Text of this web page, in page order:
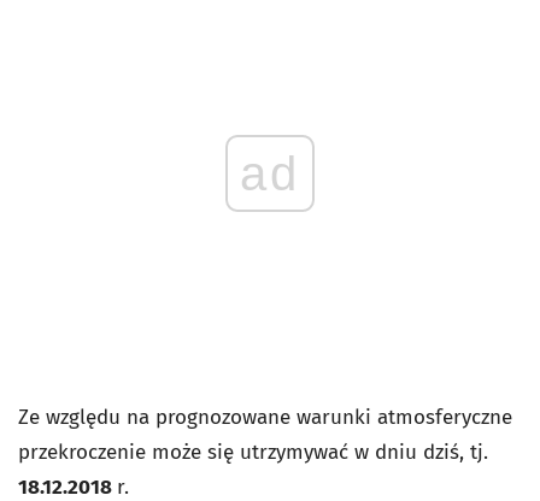
ad
Ze względu na prognozowane warunki atmosferyczne
przekroczenie może się utrzymywać w dniu dziś, tj.
18.12.2018 r.